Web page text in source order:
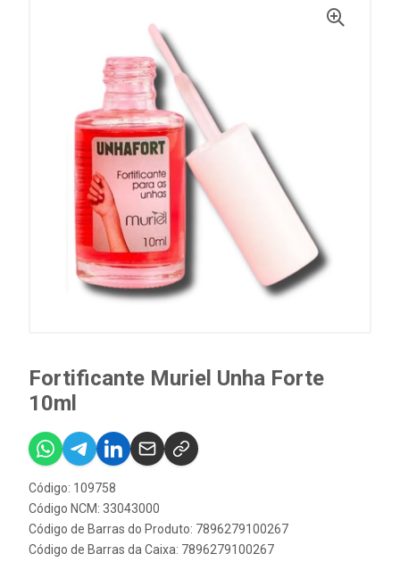
Fortificante Muriel Unha Forte
10ml
Código: 109758
Código NCM: 33043000
Código de Barras do Produto: 7896279100267
Código de Barras da Caixa: 7896279100267